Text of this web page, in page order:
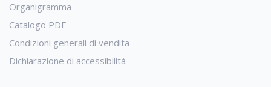
Organigramma
Catalogo PDF
Condizioni generali di vendita
Dichiarazione di accessibilità